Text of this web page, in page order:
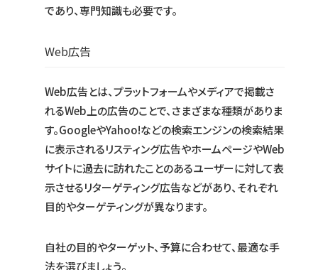
であり、専門知識も必要です。
Web広告
Web広告とは、プラットフォームやメディアで掲載さ
れるWeb上の広告のことで、さまざまな種類がありま
す。GoogleやYahoo!などの検索エンジンの検索結果
に表示されるリスティング広告やホームページやWeb
サイトに過去に訪れたことのあるユーザーに対して表
示させるリターゲティング広告などがあり、それぞれ
目的やターゲティングが異なります。
自社の目的やターゲット、予算に合わせて、最適な手
法を選びましょう。